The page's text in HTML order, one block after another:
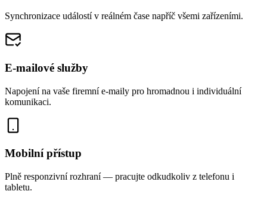
Synchronizace událostí v reálném čase napříč všemi zařízeními.
E-mailové služby
Napojení na vaše firemní e-maily pro hromadnou i individuální
komunikaci.
Mobilní přístup
Plně responzivní rozhraní — pracujte odkudkoliv z telefonu i
tabletu.